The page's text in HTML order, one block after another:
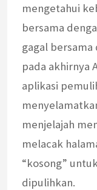
mengetahui
bersama
gagal bersama
pada akhirnya
aplikasi
menjelajah
melacak
“kosong”
dipulihkan.